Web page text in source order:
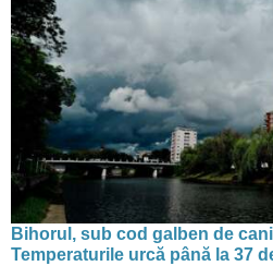
Bihorul, sub cod galben de
Temperaturile urcă până la 37